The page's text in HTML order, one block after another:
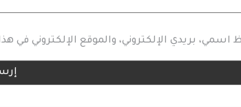
اسمي، بريدي الإلكتروني، والموقع الإلكتروني